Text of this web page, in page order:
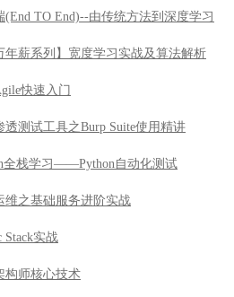
(End TO End)--由传统方法到深度学习
年薪系列】宽度学习实战及算法解析
快速入门
透测试工具之Burp Suite使用精讲
全栈学习——Python自动化测试
维之基础服务进阶实战
Stack实战
构师核心技术